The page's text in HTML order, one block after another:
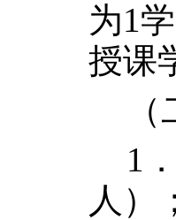
为1
授课
1
人）；